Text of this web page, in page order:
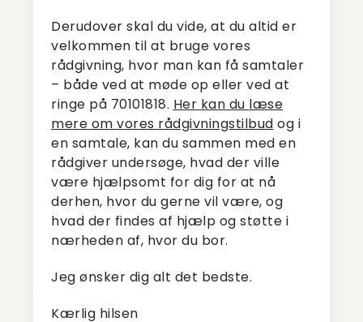
Derudover skal du vide, at du altid er
velkommen til at bruge vores
rådgivning, hvor man kan få samtaler
– både ved at møde op eller ved at
ringe på 70101818. Her kan du læse
mere om vores rådgivningstilbud og i
en samtale, kan du sammen med en
rådgiver undersøge, hvad der ville
være hjælpsomt for dig for at nå
derhen, hvor du gerne vil være, og
hvad der findes af hjælp og støtte i
nærheden af, hvor du bor.
Jeg ønsker dig alt det bedste.
Kærlig hilsen